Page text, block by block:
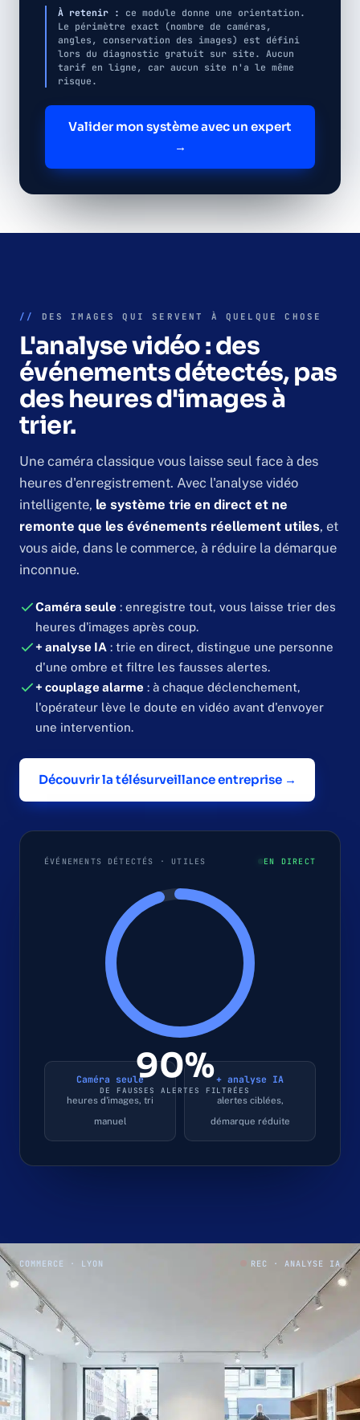
À retenir :
ce module donne une orientation.
Le périmètre exact (nombre de caméras,
angles, conservation des images) est défini
lors du diagnostic gratuit sur site. Aucun
tarif en ligne, car aucun site n'a le même
risque.
Valider mon système avec un expert
→
// DES IMAGES QUI SERVENT À QUELQUE CHOSE
L'analyse vidéo : des
événements détectés, pas
des heures d'images à
trier.
Une caméra classique vous laisse seul face à des
heures d'enregistrement. Avec l'analyse vidéo
intelligente, le système trie en direct et ne
remonte que les événements réellement utiles, et
vous aide, dans le commerce, à réduire la démarque
inconnue.
Caméra seule : enregistre tout, vous laisse trier des
heures d'images après coup.
+ analyse IA : trie en direct, distingue une personne
d'une ombre et filtre les fausses alertes.
+ couplage alarme : à chaque déclenchement,
l'opérateur lève le doute en vidéo avant d'envoyer
une intervention.
Découvrir la télésurveillance entreprise →
ÉVÉNEMENTS DÉTECTÉS · UTILES EN DIRECT
90%
DE FAUSSES ALERTES FILTRÉES
Caméra seule
heures d'images, tri
manuel
+ analyse IA
alertes ciblées,
démarque réduite
COMMERCE · LYON REC · ANALYSE IA